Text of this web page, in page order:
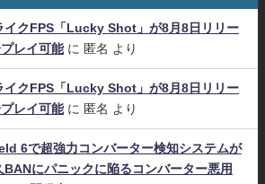
イクFPS「Lucky Shot」が8月8日リリー
レイ可能に 匿名 より
イクFPS「Lucky Shot」が8月8日リリー
レイ可能に 匿名 より
6で超強力コンバーター検知システムが
にパニックに陥るコンバーター悪用